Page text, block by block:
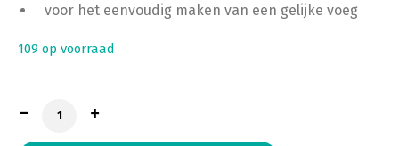
voor het eenvoudig maken van een gelijke voeg
109 op voorraad
Tegelkruisjes 2,5 mm aantal